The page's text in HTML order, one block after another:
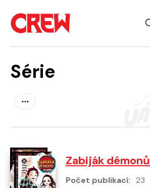
Série
Zabiják démonů
Počet publikací: 23